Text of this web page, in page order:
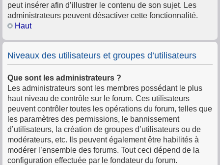
peut insérer afin d’illustrer le contenu de son sujet. Les
administrateurs peuvent désactiver cette fonctionnalité.
Haut
Niveaux des utilisateurs et groupes d’utilisateurs
Que sont les administrateurs ?
Les administrateurs sont les membres possédant le plus
haut niveau de contrôle sur le forum. Ces utilisateurs
peuvent contrôler toutes les opérations du forum, telles que
les paramètres des permissions, le bannissement
d’utilisateurs, la création de groupes d’utilisateurs ou de
modérateurs, etc. Ils peuvent également être habilités à
modérer l’ensemble des forums. Tout ceci dépend de la
configuration effectuée par le fondateur du forum.